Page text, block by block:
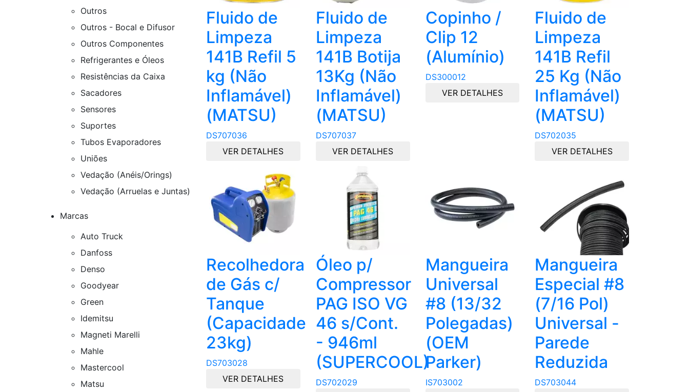
Outros
Outros - Bocal e Difusor
Outros Componentes
Refrigerantes e Óleos
Resistências da Caixa
Sacadores
Sensores
Suportes
Tubos Evaporadores
Uniões
Vedação (Anéis/Orings)
Vedação (Arruelas e Juntas)
Marcas
Auto Truck
Danfoss
Denso
Goodyear
Green
Idemitsu
Magneti Marelli
Mahle
Mastercool
Matsu
Fluido de
Limpeza
141B Refil 5
kg (Não
Inflamável)
(MATSU)
DS707036
VER DETALHES
Fluido de
Limpeza
141B Botija
13Kg (Não
Inflamável)
(MATSU)
DS707037
VER DETALHES
Copinho /
Clip 12
(Alumínio)
DS300012
VER DETALHES
Fluido de
Limpeza
141B Refil
25 Kg (Não
Inflamável)
(MATSU)
DS702035
VER DETALHES
Recolhedora
de Gás c/
Tanque
(Capacidade
23kg)
DS703028
VER DETALHES
Óleo p/
Compressor
PAG ISO VG
46 s/Cont.
- 946ml
(SUPERCOOL)
DS702029
Mangueira
Universal
#8 (13/32
Polegadas)
(OEM
Parker)
IS703002
Mangueira
Especial #8
(7/16 Pol)
Universal -
Parede
Reduzida
DS703044